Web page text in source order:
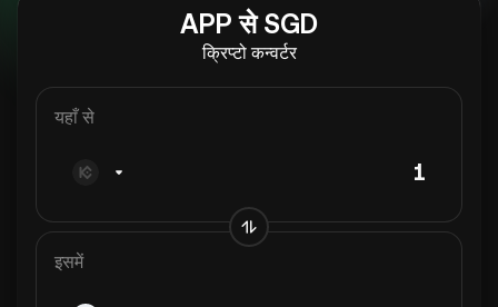
APP से SGD
क्रिप्टो कन्वर्टर
यहाँ से
इसमें